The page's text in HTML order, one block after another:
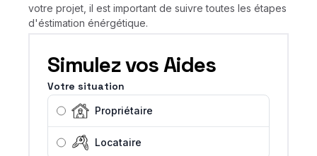
votre projet, il est important de suivre toutes les étapes
d'éstimation énérgétique.
Simulez vos Aides
Votre situation
Propriétaire
Locataire